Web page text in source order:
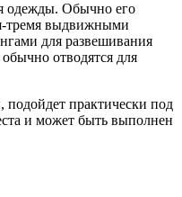
одежды. Обычно его
тремя выдвижными
для развешивания
отводятся для
практически под
и может быть выполнен